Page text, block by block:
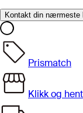
Kontakt din nærmeste
Prismatch
Klikk og hent